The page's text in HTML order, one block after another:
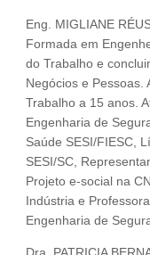
Eng. MIGLIANE
Formada em
do Trabalho e
Negócios e Pessoas.
Trabalho a 15 anos.
Engenharia de
Saúde SESI/FIESC,
SESI/SC,
Projeto e-social na
Indústria e
Engenharia de
Dra. PATRICIA